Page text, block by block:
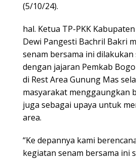
(5/10/24).
hal. Ketua TP-PKK
Dewi Pangesti Bachril Bakri
senam bersama ini dilakukan
dengan jajaran Pemkab
di Rest Area Gunung Mas
masyarakat menggaungkan
juga sebagai upaya untuk
area.
“Ke depannya kami
kegiatan senam bersama ini